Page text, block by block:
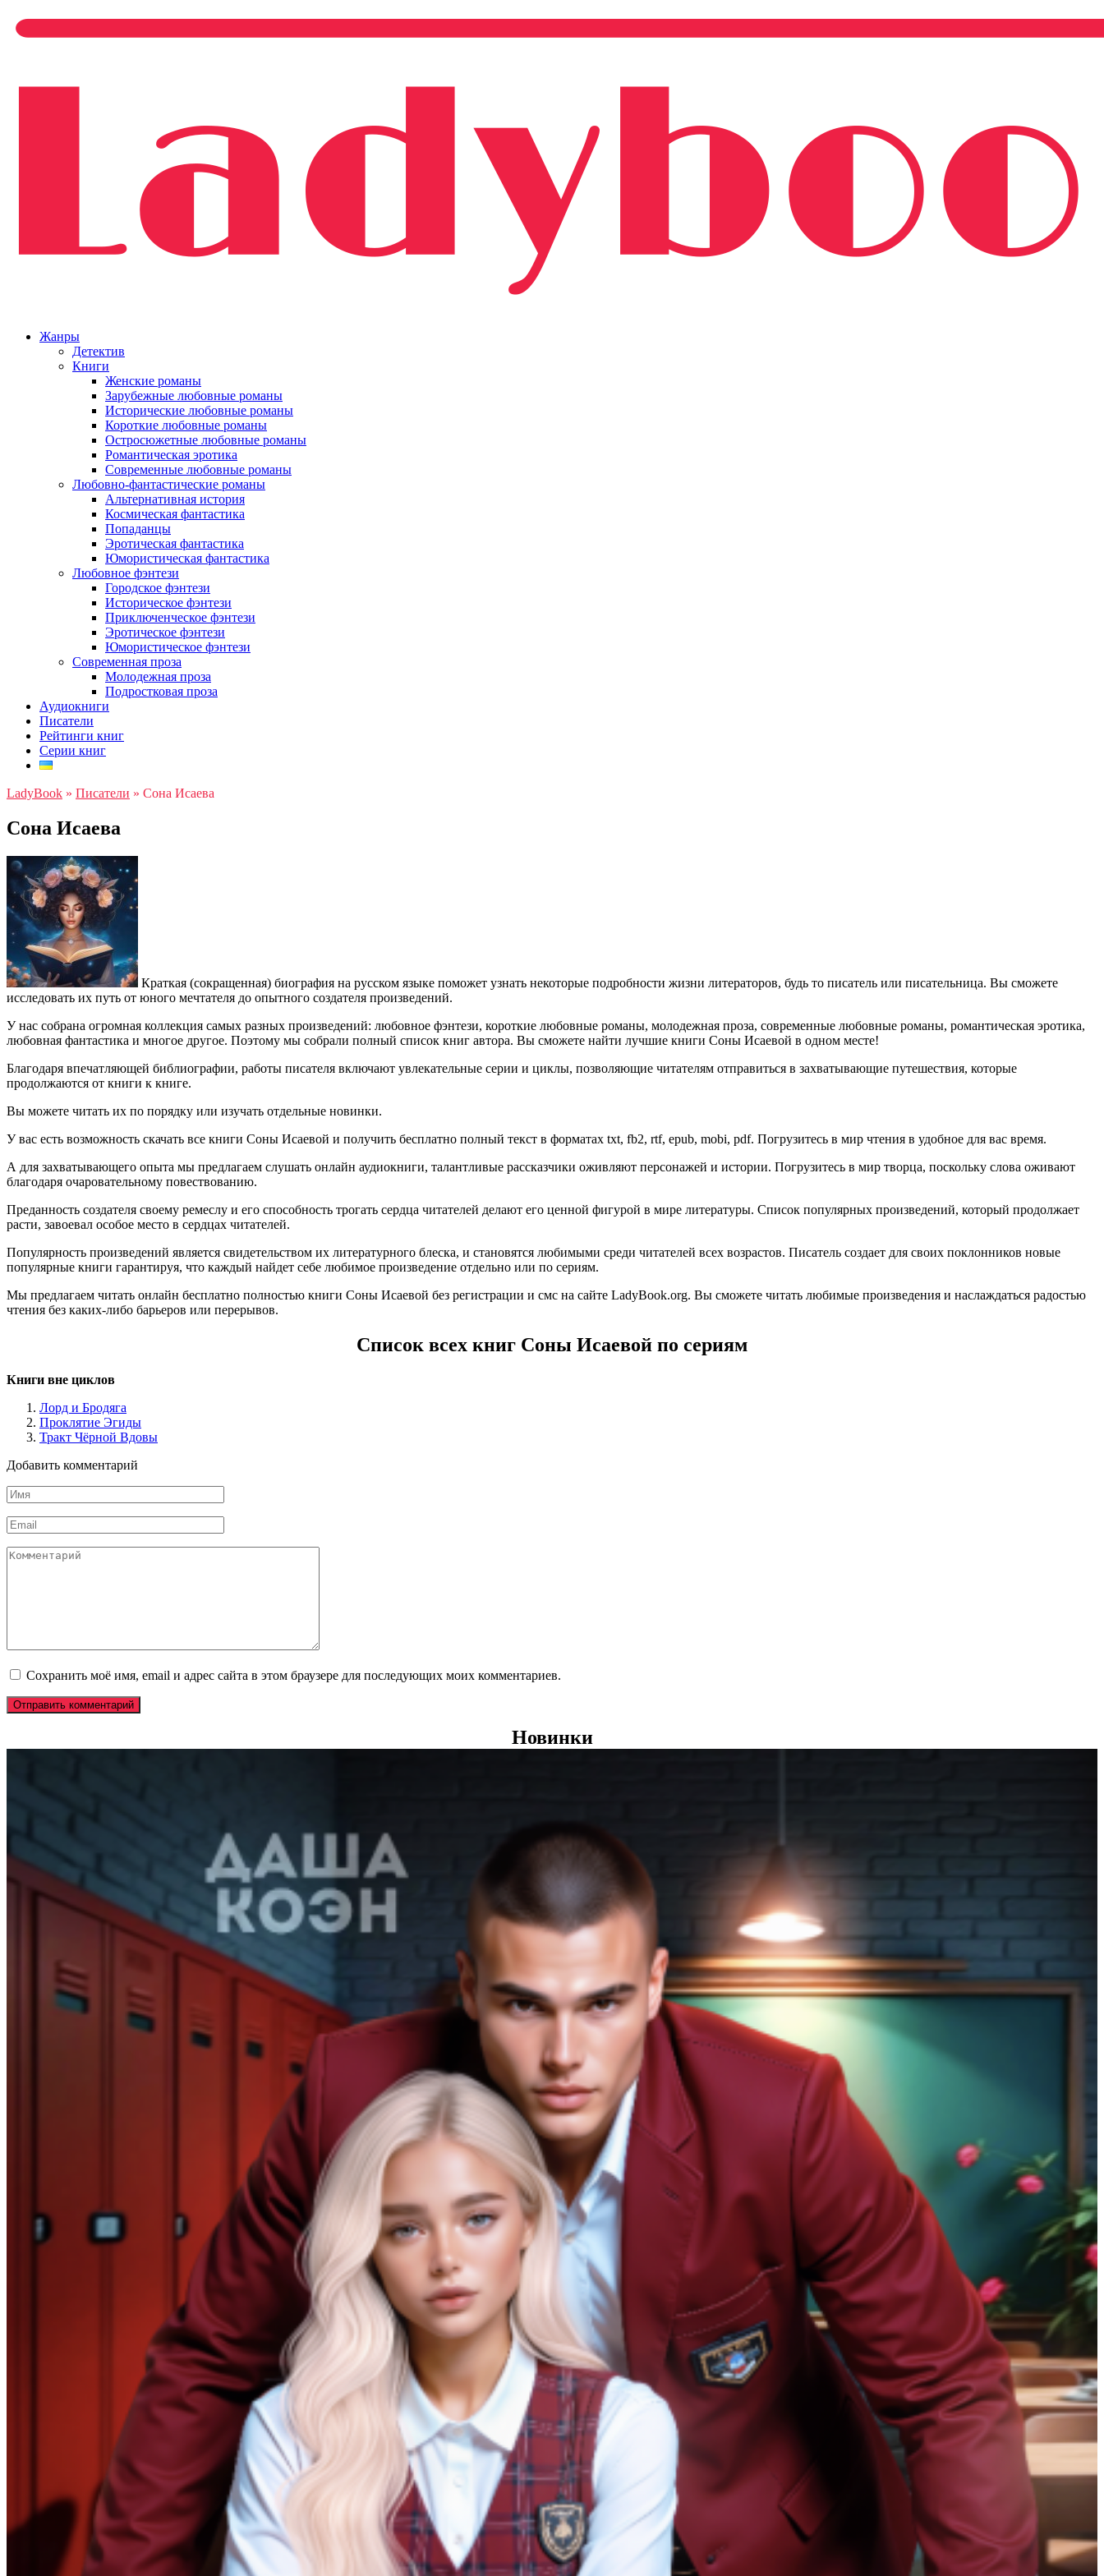
Жанры
Детектив
Книги
Женские романы
Зарубежные любовные романы
Исторические любовные романы
Короткие любовные романы
Остросюжетные любовные романы
Романтическая эротика
Современные любовные романы
Любовно-фантастические романы
Альтернативная история
Космическая фантастика
Попаданцы
Эротическая фантастика
Юмористическая фантастика
Любовное фэнтези
Городское фэнтези
Историческое фэнтези
Приключенческое фэнтези
Эротическое фэнтези
Юмористическое фэнтези
Современная проза
Молодежная проза
Подростковая проза
Аудиокниги
Писатели
Рейтинги книг
Серии книг
LadyBook » Писатели » Сона Исаева
Сона Исаева
Краткая (сокращенная) биография на русском языке поможет узнать некоторые подробности жизни литераторов, будь то писатель или писательница. Вы сможете
исследовать их путь от юного мечтателя до опытного создателя произведений.
У нас собрана огромная коллекция самых разных произведений: любовное фэнтези, короткие любовные романы, молодежная проза, современные любовные романы, романтическая эротика,
любовная фантастика и многое другое. Поэтому мы собрали полный список книг автора. Вы сможете найти лучшие книги Соны Исаевой в одном месте!
Благодаря впечатляющей библиографии, работы писателя включают увлекательные серии и циклы, позволяющие читателям отправиться в захватывающие путешествия, которые
продолжаются от книги к книге.
Вы можете читать их по порядку или изучать отдельные новинки.
У вас есть возможность скачать все книги Соны Исаевой и получить бесплатно полный текст в форматах txt, fb2, rtf, epub, mobi, pdf. Погрузитесь в мир чтения в удобное для вас время.
А для захватывающего опыта мы предлагаем слушать онлайн аудиокниги, талантливые рассказчики оживляют персонажей и истории. Погрузитесь в мир творца, поскольку слова оживают
благодаря очаровательному повествованию.
Преданность создателя своему ремеслу и его способность трогать сердца читателей делают его ценной фигурой в мире литературы. Список популярных произведений, который продолжает
расти, завоевал особое место в сердцах читателей.
Популярность произведений является свидетельством их литературного блеска, и становятся любимыми среди читателей всех возрастов. Писатель создает для своих поклонников новые
популярные книги гарантируя, что каждый найдет себе любимое произведение отдельно или по сериям.
Мы предлагаем читать онлайн бесплатно полностью книги Соны Исаевой без регистрации и смс на сайте LadyBook.org. Вы сможете читать любимые произведения и наслаждаться радостью
чтения без каких-либо барьеров или перерывов.
Список всех книг Соны Исаевой по сериям
Книги вне циклов
Лорд и Бродяга
Проклятие Эгиды
Тракт Чёрной Вдовы
Добавить комментарий
Имя
*
Email
*
Комментарий
Сохранить моё имя, email и адрес сайта в этом браузере для последующих моих комментариев.
Новинки